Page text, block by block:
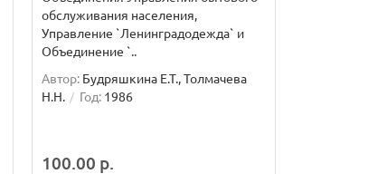
обслуживания населения,
Управление `Ленинградодежда` и
Объединение `..
Автор: Будряшкина Е.Т., Толмачева
Н.Н.
Год: 1986
100.00 р.